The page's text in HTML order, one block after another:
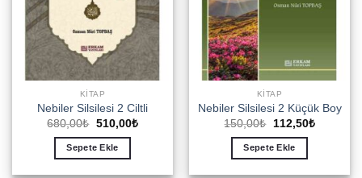
KITAP
Nebiler Silsilesi 2 Ciltli
680,00₺ Orijinal
fiyat:
680,00₺.
510,00₺Şu
Sepete Ekle
KITAP
Nebiler Silsilesi 2 Küçük Boy
150,00₺
Orijinal
fiyat:
150,00₺.
112,50₺Şu
Sepete Ekle